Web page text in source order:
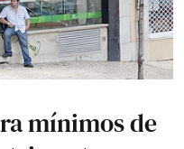
mínimos de